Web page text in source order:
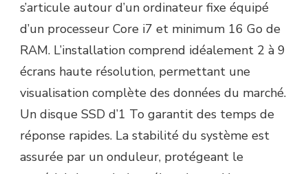
s’articule autour d’un ordinateur fixe équipé
d’un processeur Core i7 et minimum 16 Go de
RAM. L’installation comprend idéalement 2 à 9
écrans haute résolution, permettant une
visualisation complète des données du marché.
Un disque SSD d’1 To garantit des temps de
réponse rapides. La stabilité du système est
assurée par un onduleur, protégeant le